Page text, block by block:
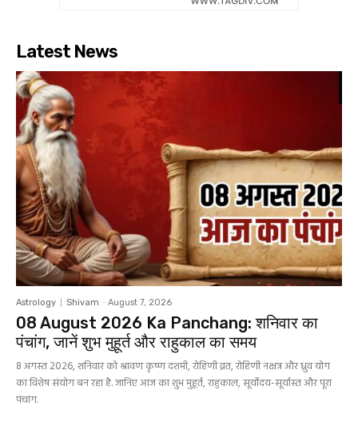
Latest News
Astrology Shivam - August 7, 2026
08 August 2026 Ka Panchang: शनिवार का
पंचांग, जानें शुभ मुहूर्त और राहुकाल का समय
8 अगस्त 2026, शनिवार को श्रावण कृष्ण दशमी, रोहिणी व्रत, रोहिणी नक्षत्र और ध्रुव योग
का विशेष संयोग बन रहा है. जानिए आज का शुभ मुहूर्त, राहुकाल, सूर्योदय-सूर्यास्त और पूरा
पंचांग.